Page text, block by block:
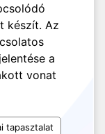
készít. Az
a
vonat
tapasztalat